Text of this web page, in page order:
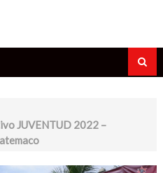
JUVENTUD 2022 –